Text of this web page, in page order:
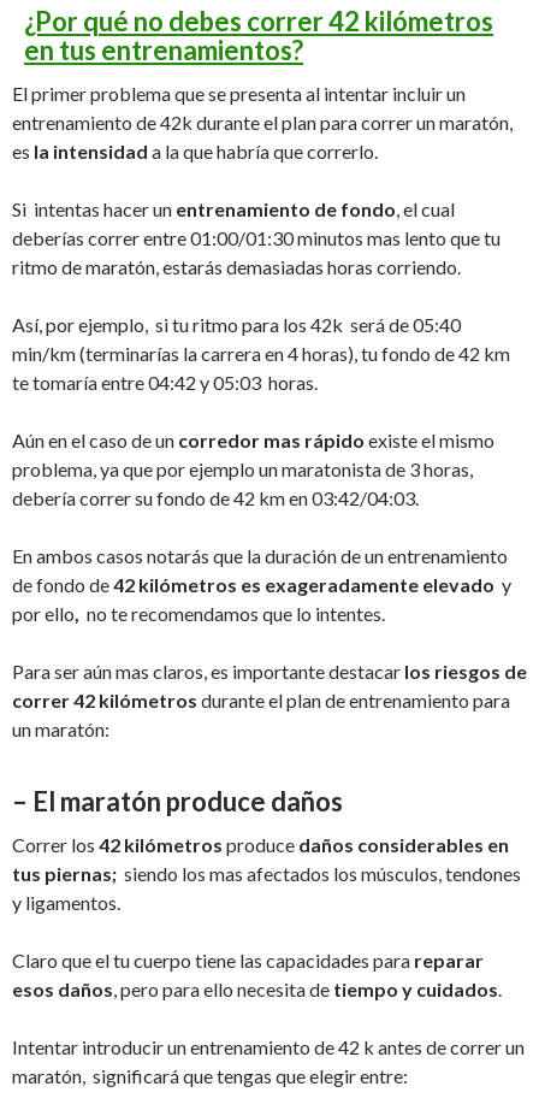
¿Por qué no debes correr 42 kilómetros
en tus entrenamientos?
El primer problema que se presenta al intentar incluir un
entrenamiento de 42k durante el plan para correr un maratón,
es la intensidad a la que habría que correrlo.
Si intentas hacer un entrenamiento de fondo , el cual
deberías correr entre 01:00/01:30 minutos mas lento que tu
ritmo de maratón, estarás demasiadas horas corriendo.
Así, por ejemplo, si tu ritmo para los 42k será de 05:40
min/km (terminarías la carrera en 4 horas), tu fondo de 42 km
te tomaría entre 04:42 y 05:03 horas.
Aún en el caso de un corredor mas rápido existe el mismo
problema, ya que por ejemplo un maratonista de 3 horas,
debería correr su fondo de 42 km en 03:42/04:03.
En ambos casos notarás que la duración de un entrenamiento
de fondo de42 kilómetros es exageradamente elevado y
por ello no te recomendamos que lo intentes.
Para ser aún mas claros, es importante destacar los riesgos de
correr 42 kilómetros durante el plan de entrenamiento para
un maratón:
– El maratón produce daños
Correr los 42 kilómetros produce daños considerables en
tus piernas; siendo los mas afectados los músculos, tendones
y ligamentos.
Claro que el tu cuerpo tiene las capacidades para reparar
esos daños , pero para ello necesita de tiempo y cuidados
Intentar introducir un entrenamiento de 42 k antes de correr un
maratón, significará que tengas que elegir entre: